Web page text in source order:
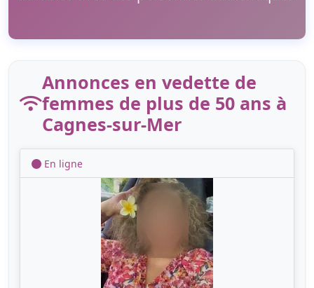
Annonces en vedette de
femmes de plus de 50 ans à
Cagnes-sur-Mer
En ligne